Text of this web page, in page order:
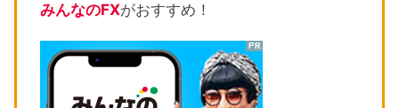
みんなのFXがおすすめ！